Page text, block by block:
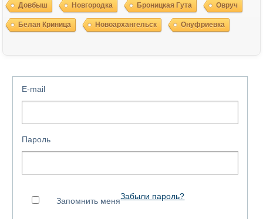
Довбыш Новгородка Броницкая Гута Овруч
Белая Криница Новоархангельск Онуфриевка
E-mail
Пароль
Запомнить меняЗабыли пароль?